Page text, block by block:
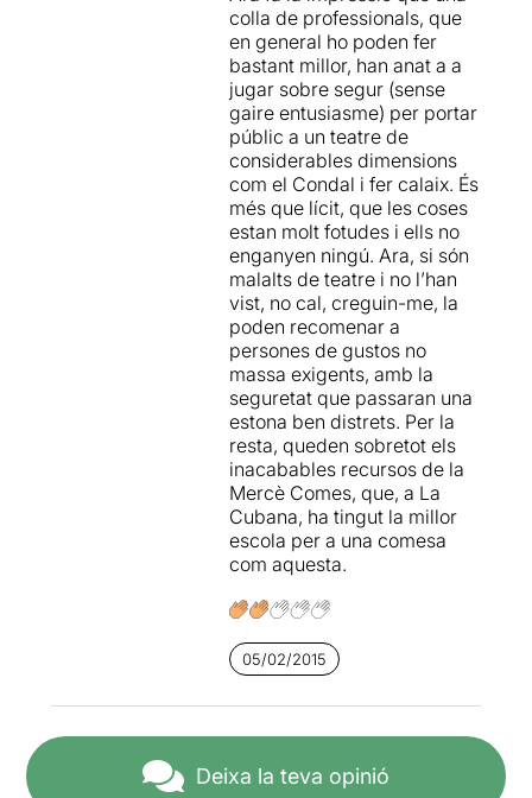
complir amb la voluntat dels
assistents, restant-li tot el
valor a la història, ja que
qualsevol resposta és
vàlida. Tindria més sentit
tractar d’endevinar qui és el
dolent i després comprovar
la nostra suspicàcia... com ja
passava aLa ratonera.
Malauradament, aquí es
tracta de tot el contrari i, per
tant, excepte per un públic
molt jove acostumat a parlar
amb titelles per advertir on
s’amaga el “dimoni”, no
queda clar quina és la
gràcia de tot plegat.
colla de professionals, que
en general ho poden fer
bastant millor, han anat a a
jugar sobre segur (sense
gaire entusiasme) per portar
públic a un teatre de
considerables dimensions
com el Condal i fer calaix. És
més que lícit, que les coses
estan molt fotudes i ells no
enganyen ningú. Ara, si són
malalts de teatre i no l’han
vist, no cal, creguin-me, la
poden recomenar a
persones de gustos no
massa exigents, amb la
seguretat que passaran una
estona ben distrets. Per la
resta, queden sobretot els
inacabables recursos de la
Mercè Comes, que, a La
Cubana, ha tingut la millor
escola per a una comesa
com aquesta.
05/02/2015
Deixa la teva opinió